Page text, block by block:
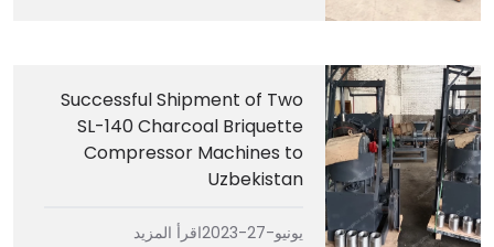
Successful Shipment of Two
SL-140 Charcoal Briquette
Compressor Machines to
Uzbekistan
يونيو-27-2023 اقرأ المزيد